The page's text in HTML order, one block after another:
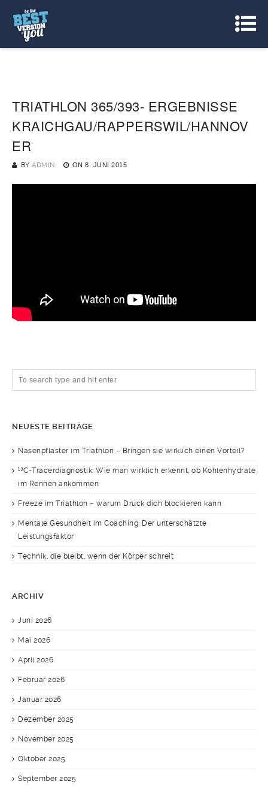
TRIATHLON 365/393- ERGEBNISSE
KRAICHGAU/RAPPERSWIL/HANNOV
ER
BY ADMIN ON 8. JUNI 2015
NEUESTE BEITRÄGE
Nasenpflaster im Triathlon – Bringen sie wirklich einen Vorteil?
¹³C-Tracerdiagnostik: Wie man wirklich erkennt, ob Kohlenhydrate
im Rennen ankommen
Freeze im Triathlon – warum Druck dich blockieren kann
Mentale Gesundheit im Coaching: Der unterschätzte
Leistungsfaktor
Technik, die bleibt, wenn der Körper schreit
ARCHIV
Juni 2026
Mai 2026
April 2026
Februar 2026
Januar 2026
Dezember 2025
November 2025
Oktober 2025
September 2025